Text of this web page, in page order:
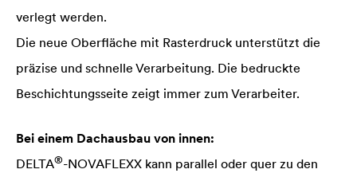
verlegt werden.
Die neue Oberfläche mit Rasterdruck unterstützt die
präzise und schnelle Verarbeitung. Die bedruckte
Beschichtungsseite zeigt immer zum Verarbeiter.
Bei einem Dachausbau von innen:
DELTA®-NOVAFLEXX kann parallel oder quer zu den